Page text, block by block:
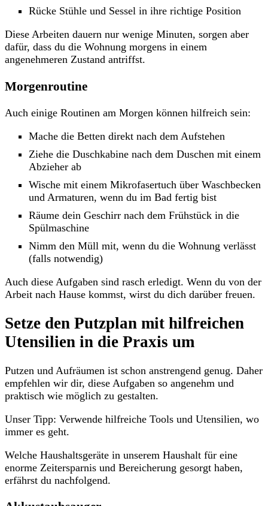
Rücke Stühle und Sessel in ihre richtige Position
Diese Arbeiten dauern nur wenige Minuten, sorgen aber
dafür, dass du die Wohnung morgens in einem
angenehmeren Zustand antriffst.
Morgenroutine
Auch einige Routinen am Morgen können hilfreich sein:
Mache die Betten direkt nach dem Aufstehen
Ziehe die Duschkabine nach dem Duschen mit einem
Abzieher ab
Wische mit einem Mikrofasertuch über Waschbecken
und Armaturen, wenn du im Bad fertig bist
Räume dein Geschirr nach dem Frühstück in die
Spülmaschine
Nimm den Müll mit, wenn du die Wohnung verlässt
(falls notwendig)
Auch diese Aufgaben sind rasch erledigt. Wenn du von der
Arbeit nach Hause kommst, wirst du dich darüber freuen.
Setze den Putzplan mit hilfreichen
Utensilien in die Praxis um
Putzen und Aufräumen ist schon anstrengend genug. Daher
empfehlen wir dir, diese Aufgaben so angenehm und
praktisch wie möglich zu gestalten.
Unser Tipp: Verwende hilfreiche Tools und Utensilien, wo
immer es geht.
Welche Haushaltsgeräte in unserem Haushalt für eine
enorme Zeitersparnis und Bereicherung gesorgt haben,
erfährst du nachfolgend.